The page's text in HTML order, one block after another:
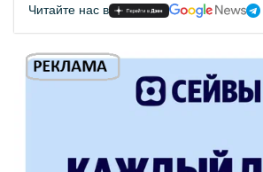
Читайте нас в